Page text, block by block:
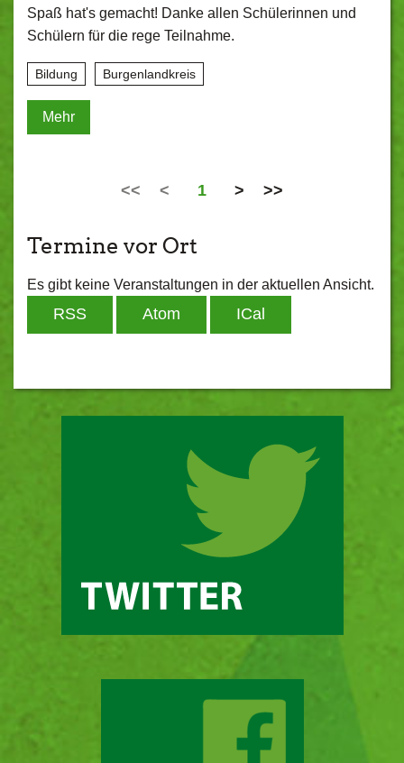
Spaß hat's gemacht! Danke allen Schülerinnen und
Schülern für die rege Teilnahme.
Bildung Burgenlandkreis
Mehr
<< < 1 > >>
Termine vor Ort
Es gibt keine Veranstaltungen in der aktuellen Ansicht.
RSS Atom ICal